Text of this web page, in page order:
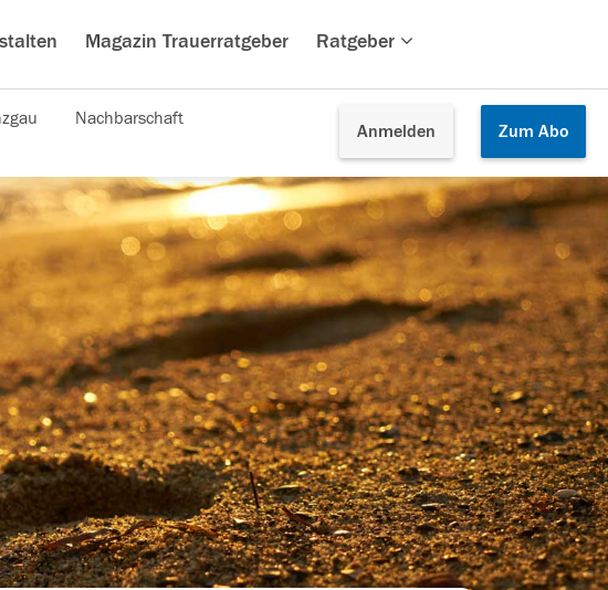
Magazin Trauerratgeber Ratgeber
Anmelden Zum Abo
Nachbarschaft